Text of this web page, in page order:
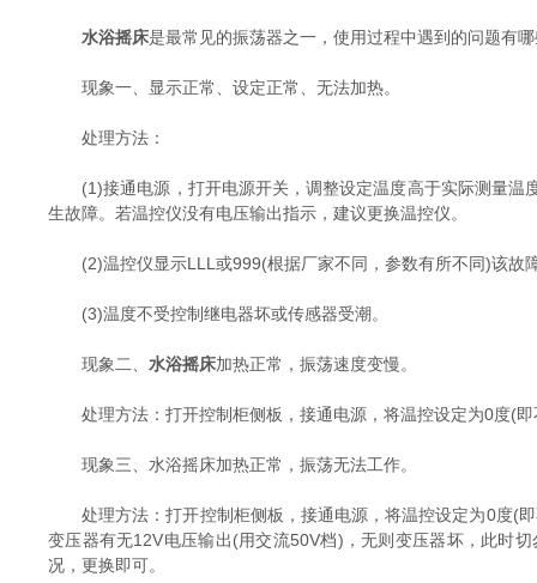
水浴摇床是最常见的振荡器之一，使用过程中遇到的问题有
现象一、显示正常、设定正常、无法加热。
处理方法：
(1)接通电源，打开电源开关，调整设定温度高于实际测量温
生故障。若温控仪没有电压输出指示，建议更换温控仪。
(2)温控仪显示LLL或999(根据厂家不同，参数有所不同)该故
(3)温度不受控制继电器坏或传感器受潮。
现象二、 水浴摇床加热正常，振荡速度变慢。
处理方法：打开控制柜侧板，接通电源，将温控设定为0度(即
现象三、水浴摇床加热正常，振荡无法工作。
处理方法：打开控制柜侧板，接通电源，将温控设定为0度(即
变压器有无12V电压输出(用交流50V档)，无则变压器坏，此时
况，更换即可。